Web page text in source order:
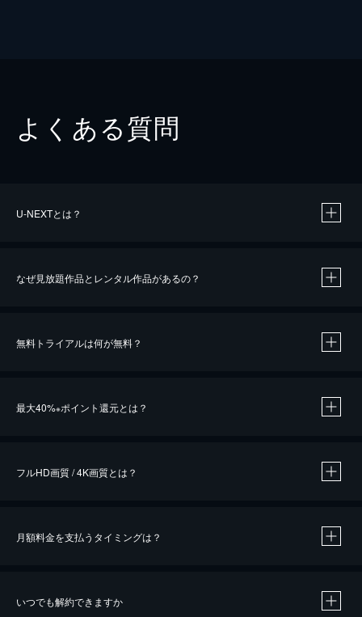
よくある質問
U-NEXTとは？
なぜ見放題作品とレンタル作品があるの？
無料トライアルは何が無料？
最大40%※ポイント還元とは？
※40％ポイント還元の対象は、クレジットカード決済による作品の購入 / レンタルです。
フルHD画質 / 4K画質とは？
月額料金を支払うタイミングは？
いつでも解約できますか